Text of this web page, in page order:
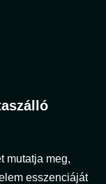
mutatja meg,
esszenciáját